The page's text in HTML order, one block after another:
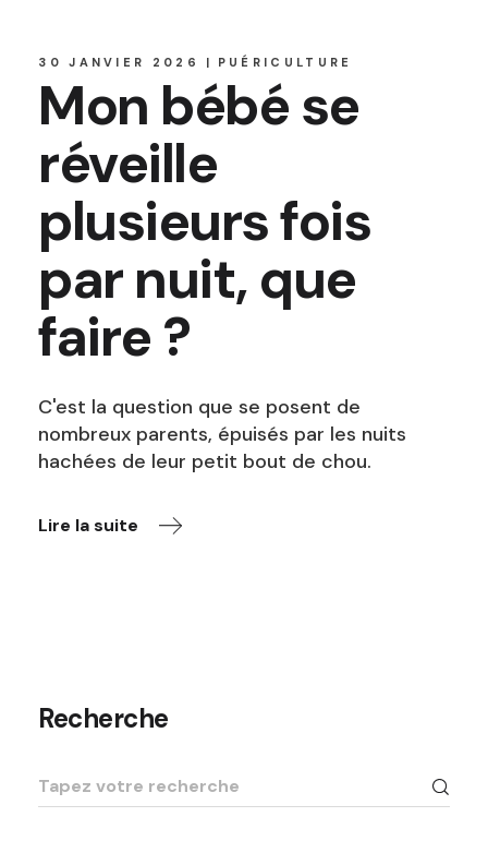
30 JANVIER 2026 PUÉRICULTURE
Mon bébé se
réveille
plusieurs fois
par nuit, que
faire ?
C'est la question que se posent de
nombreux parents, épuisés par les nuits
hachées de leur petit bout de chou.
Lire la suite
Recherche
Recherche
pour